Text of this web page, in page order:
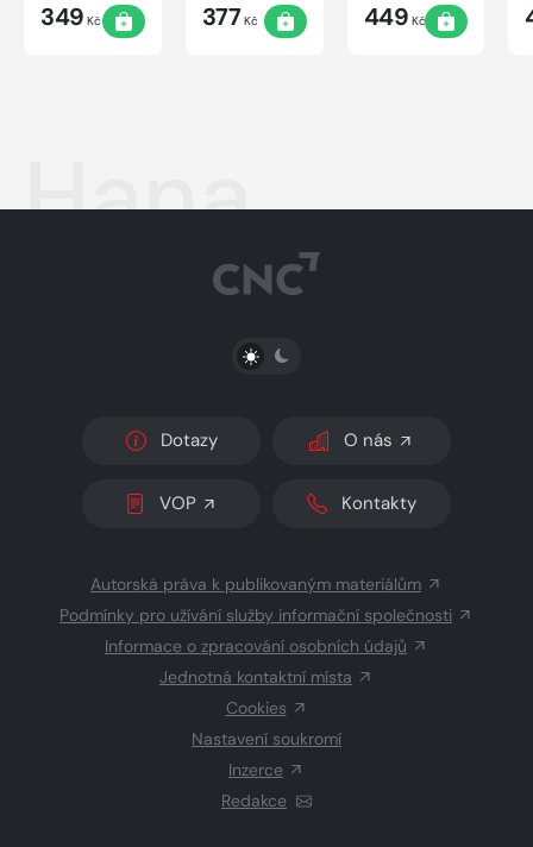
349 Kč 377Kč 449 Kč
Hana
PŘEPNOUT SVĚTLÝ/TMAVÝ REŽIM
Dotazy O nás
VOP Kontakty
Autorská práva k publikovaným materiálům
Podmínky pro užívání služby informační společnosti
Informace o zpracování osobních údajů
Jednotná kontaktní místa
Cookies
Nastavení soukromí
Inzerce
Redakce